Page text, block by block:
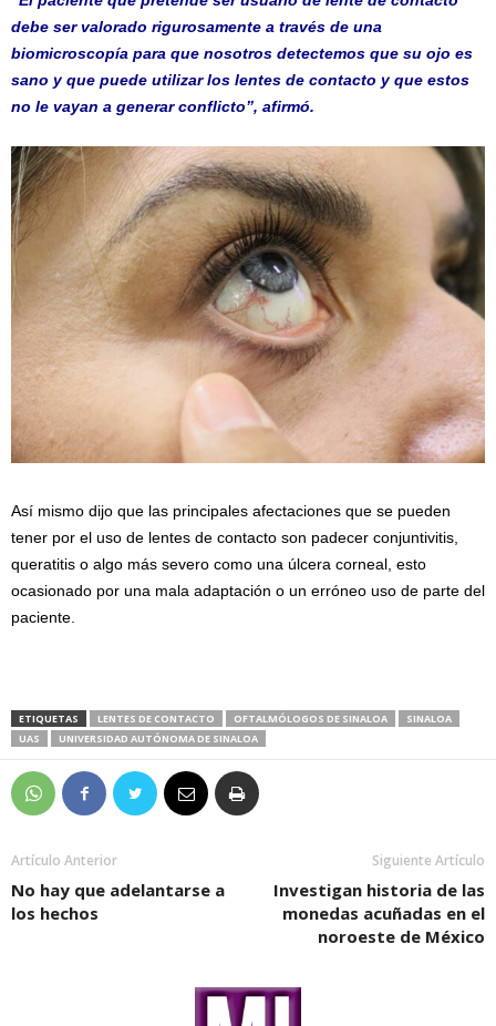
debe ser valorado rigurosamente a través de una
biomicroscopía para que nosotros detectemos que su ojo es
sano y que puede utilizar los lentes de contacto y que estos
no le vayan a generar conflicto”, afirmó.
Así mismo dijo que las principales afectaciones que se pueden
tener por el uso de lentes de contacto son padecer conjuntivitis,
queratitis o algo más severo como una úlcera corneal, esto
ocasionado por una mala adaptación o un erróneo uso de parte del
paciente.
ETIQUETAS LENTES DE CONTACTO OFTALMÓLOGOS DE SINALOA
SINALOA
UAS
UNIVERSIDAD AUTÓNOMA DE SINALOA
Artículo Anterior
No hay que adelantarse a
los hechos
Siguiente Artículo
Investigan historia de las
monedas acuñadas en el
noroeste de México